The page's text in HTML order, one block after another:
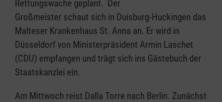
Rettungswache geplant. Der
Großmeister schaut sich in Duisburg-Huckingen das
Malteser Krankenhaus St. Anna an. Er wird in
Düsseldorf von Ministerpräsident Armin Laschet
(CDU) empfangen und trägt sich ins Gästebuch der
Staatskanzlei ein.
Am Mittwoch reist Dalla Torre nach Berlin. Zunächst